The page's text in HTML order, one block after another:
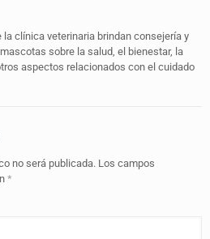
clínica veterinaria brindan consejería y
sobre la salud, el bienestar, la
aspectos relacionados con el cuidado
no será publicada. Los campos
*